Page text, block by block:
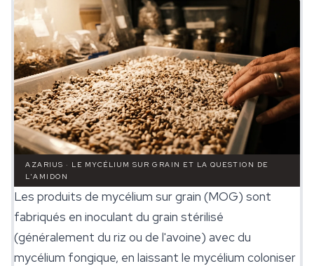
AZARIUS · LE MYCÉLIUM SUR GRAIN ET LA QUESTION DE
L'AMIDON
Les produits de mycélium sur grain (MOG) sont
fabriqués en inoculant du grain stérilisé
(généralement du riz ou de l'avoine) avec du
mycélium fongique, en laissant le mycélium coloniser